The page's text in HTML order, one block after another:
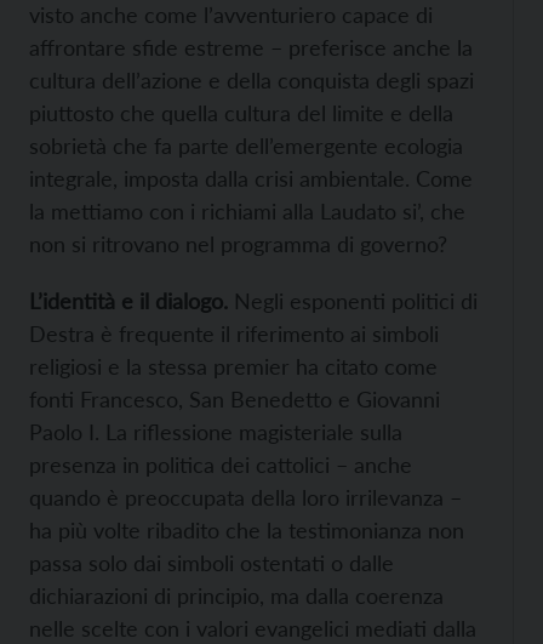
visto anche come l’avventuriero capace di
affrontare sfide estreme – preferisce anche la
cultura dell’azione e della conquista degli spazi
piuttosto che quella cultura del limite e della
sobrietà che fa parte dell’emergente ecologia
integrale, imposta dalla crisi ambientale. Come
la mettiamo con i richiami alla Laudato si’, che
non si ritrovano nel programma di governo?
L’identità e il dialogo. Negli esponenti politici di
Destra è frequente il riferimento ai simboli
religiosi e la stessa premier ha citato come
fonti Francesco, San Benedetto e Giovanni
Paolo I. La riflessione magisteriale sulla
presenza in politica dei cattolici – anche
quando è preoccupata della loro irrilevanza –
ha più volte ribadito che la testimonianza non
passa solo dai simboli ostentati o dalle
dichiarazioni di principio, ma dalla coerenza
nelle scelte con i valori evangelici mediati dalla